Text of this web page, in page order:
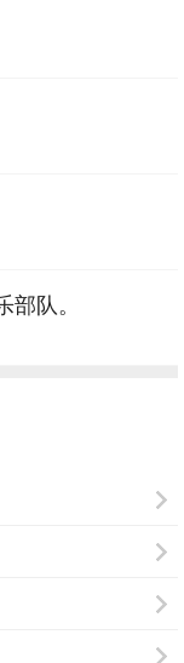
部队。